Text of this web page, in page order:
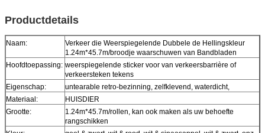
Productdetails
Naam:
Verkeer die Weerspiegelende Dubbele de Hellingskleur
1.24m*45.7m/broodje waarschuwen van Bandbladen
Hoofdtoepassing: weerspiegelende sticker voor van verkeersbarrière of
verkeersteken tekens
Eigenschap:
untearable retro-bezinning, zelfklevend, waterdicht,
Materiaal:
HUISDIER
Grootte:
1.24m*45.7m/rollen, kan ook maken als uw behoefte
rangschikken